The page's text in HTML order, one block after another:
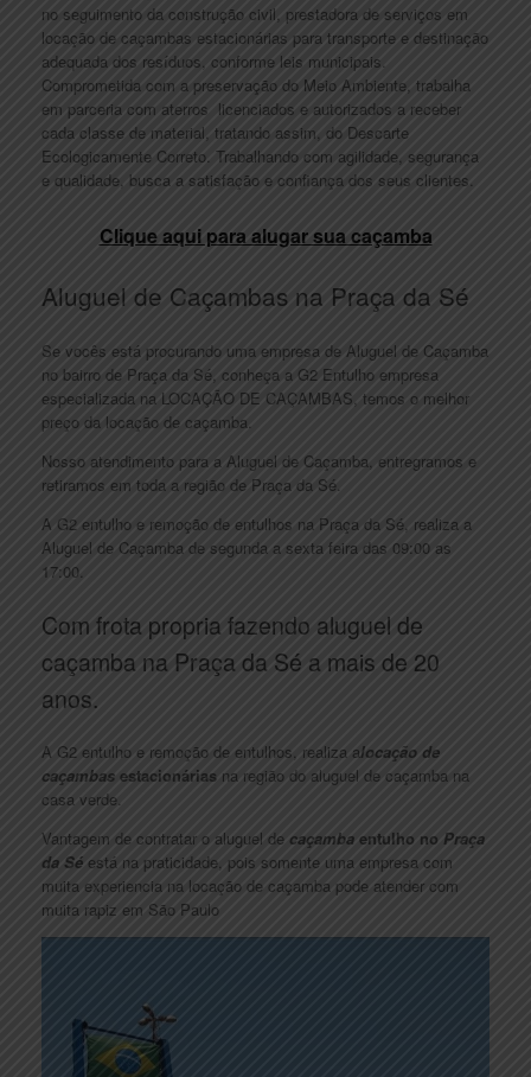
no seguimento da construção civil, prestadora de serviços em
locação de caçambas estacionárias para transporte e destinação
adequada dos resíduos, conforme leis municipais.
Comprometida com a preservação do Meio Ambiente, trabalha
em parceria com aterros licenciados e autorizados a receber
cada classe de material, tratando assim, do Descarte
Ecologicamente Correto. Trabalhando com agilidade, segurança
e qualidade, busca a satisfação e confiança dos seus clientes.
Clique aqui para alugar sua caçamba
Aluguel de Caçambas na Praça da Sé
Se vocês está procurando uma empresa de Aluguel de Caçamba
no bairro de Praça da Sé, conheça a G2 Entulho empresa
especializada na LOCAÇÃO DE CAÇAMBAS, temos o melhor
preço da locação de caçamba.
Nosso atendimento para a Aluguel de Caçamba, entregramos e
retiramos em toda a região de Praça da Sé.
A G2 entulho e remoção de entulhos na Praça da Sé, realiza a
Aluguel de Caçamba de segunda a sexta feira das 09:00 as
17:00.
Com frota propria fazendo aluguel de
caçamba na Praça da Sé a mais de 20
anos.
A G2 entulho e remoção de entulhos, realiza alocação de
caçambas estacionárias na região do aluguel de caçamba na
casa verde.
Vantagem de contratar o aluguel de caçamba entulho no Praça
da Sé está na praticidade, pois somente uma empresa com
muita experiencia na locação de caçamba pode atender com
muita rapiz em São Paulo